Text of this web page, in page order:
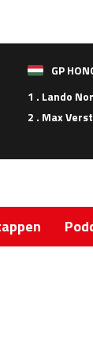
GP
1 . Lando
2 . Max